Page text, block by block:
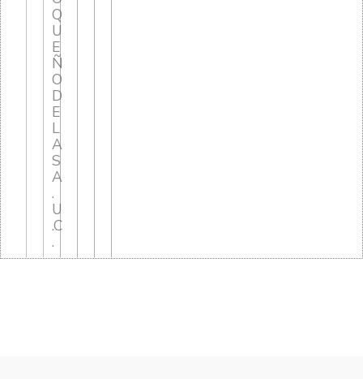
Q
U
E
Ñ
O
D
E
L
A
S
A
.
U
.C
.